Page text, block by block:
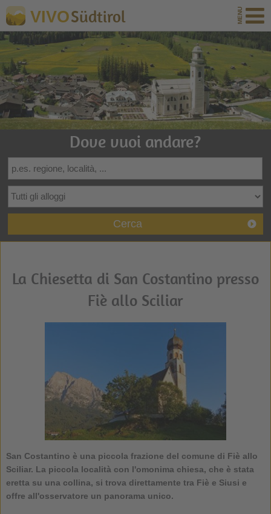
VIVOSüdtirol
Dove vuoi andare?
Cerca
La Chiesetta di San Costantino presso
Fiè allo Sciliar
San Costantino è una piccola frazione del comune di Fiè allo
Sciliar. La piccola località con l'omonima chiesa, che è stata
eretta su una collina, si trova direttamente tra Fiè e Siusi e
offre all'osservatore un panorama unico.